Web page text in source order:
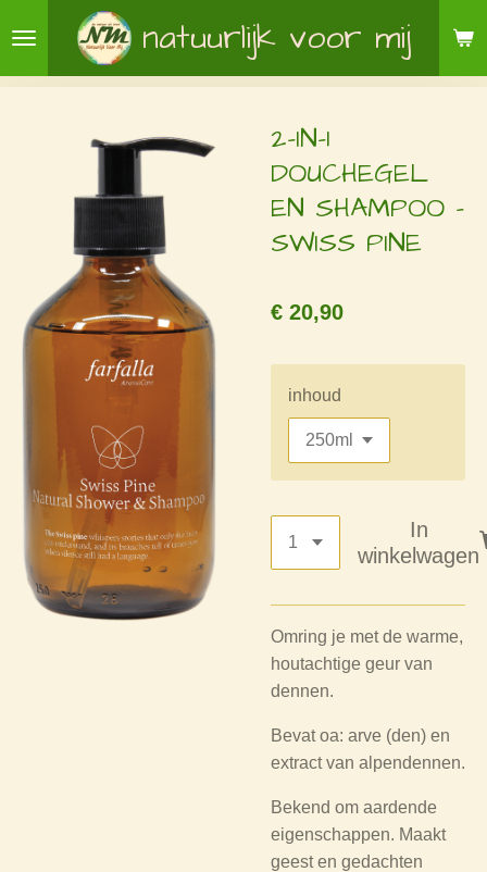
direct
naar
natuurlijk voor mij
2-IN-1
DOUCHEGEL
EN SHAMPOO -
SWISS PINE
€ 20,90
inhoud
In
winkelwagen
Omring je met de warme,
houtachtige geur van
dennen.
Bevat oa: arve (den) en
extract van alpendennen.
Bekend om aardende
eigenschappen. Maakt
geest en gedachten